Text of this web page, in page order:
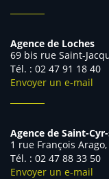
Agence de Loches
69 bis rue Saint-
Tél. : 02 47 91 18 40
Envoyer un e-mail
Agence de Saint-
1 rue François
Tél. : 02 47 88 33 50
Envoyer un e-mail